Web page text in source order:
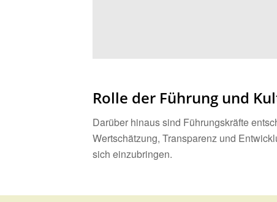
Rolle der Führung und
Darüber hinaus sind Führungskräfte
Wertschätzung, Transparenz und
sich einzubringen.